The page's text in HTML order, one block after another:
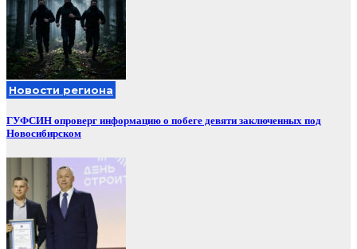
Новости региона
ГУФСИН опроверг информацию о побеге девяти заключенных под
Новосибирском